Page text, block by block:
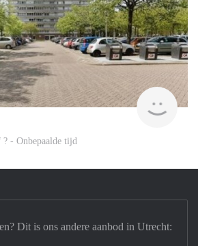
? - Onbepaalde tijd
Dit is ons andere aanbod in Utrecht: